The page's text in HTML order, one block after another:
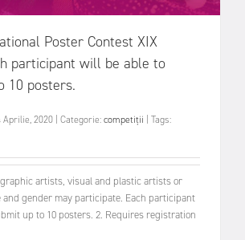
Poster Contest XIX
participant will be able to
10 posters.
Aprilie, 2020 Categorie:competiții
Tags:
artists, visual and plastic artists or
gender may participate. Each participant
up to 10 posters. 2. Requires registration